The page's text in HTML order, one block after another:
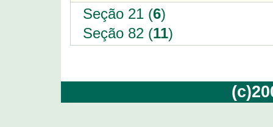
Seção 21 (6)
Seção 82 (11)